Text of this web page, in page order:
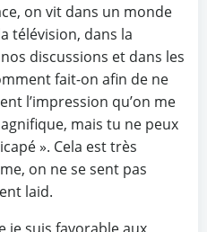
on vit dans un monde
télévision, dans la
discussions et dans les
fait-on afin de ne
l’impression qu’on me
mais tu ne peux
». Cela est très
on ne se sent pas
laid.